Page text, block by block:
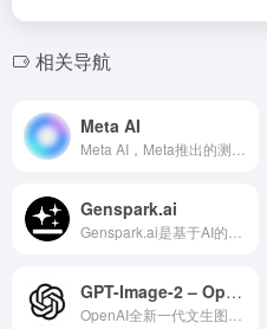
相关导航
Meta AI
Genspark.ai
GPT-Image-2 – OpenAI全新一代AI图像生成模型